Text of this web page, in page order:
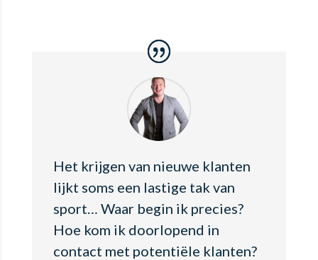
Het krijgen van nieuwe klanten
lijkt soms een lastige tak van
sport… Waar begin ik precies?
Hoe kom ik doorlopend in
contact met potentiële klanten?